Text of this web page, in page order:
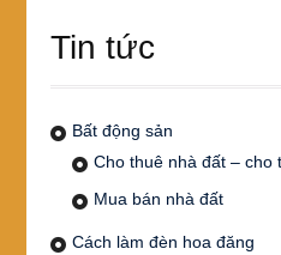
Tin tức
Bất động sản
Cho thuê nhà đất – cho
Mua bán nhà đất
Cách làm đèn hoa đăng